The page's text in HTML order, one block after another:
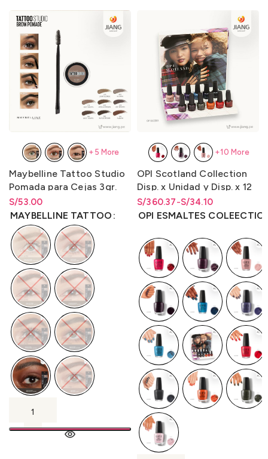
Maybelline Tattoo Studio
Pomada para Cejas 3gr.
S/53.00
Rango de precios: desde
S/53.00hasta S/53.00
MAYBELLINE TATTOO
+5 More
OPI Scotland Collection
Disp. x Unidad y Disp. x 12
Unidades LQR 15ml.
S/34.10
-
S/360.37
Rango de precios: desde
S/34.10 hasta S/360.37
Rango de precios: desde
S/34.10hastaS/ 360.37
OPI ESMALTES
+10 More